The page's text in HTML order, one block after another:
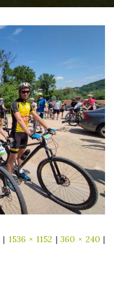
| 1536 × 1152 | 360 × 240 |